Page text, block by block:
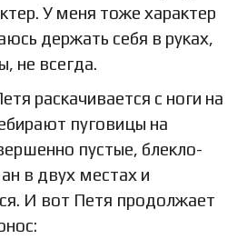
У меня тоже характер
держать себя в руках,
не всегда.
раскачивается с ноги на
пуговицы на
пустые, блекло-
в двух местах и
И вот Петя продолжает